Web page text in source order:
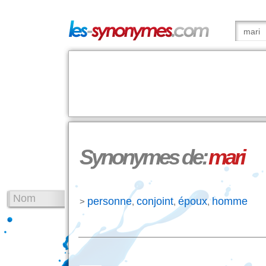
Synonymes de:mari
Nom > personne, conjoint, époux, homme